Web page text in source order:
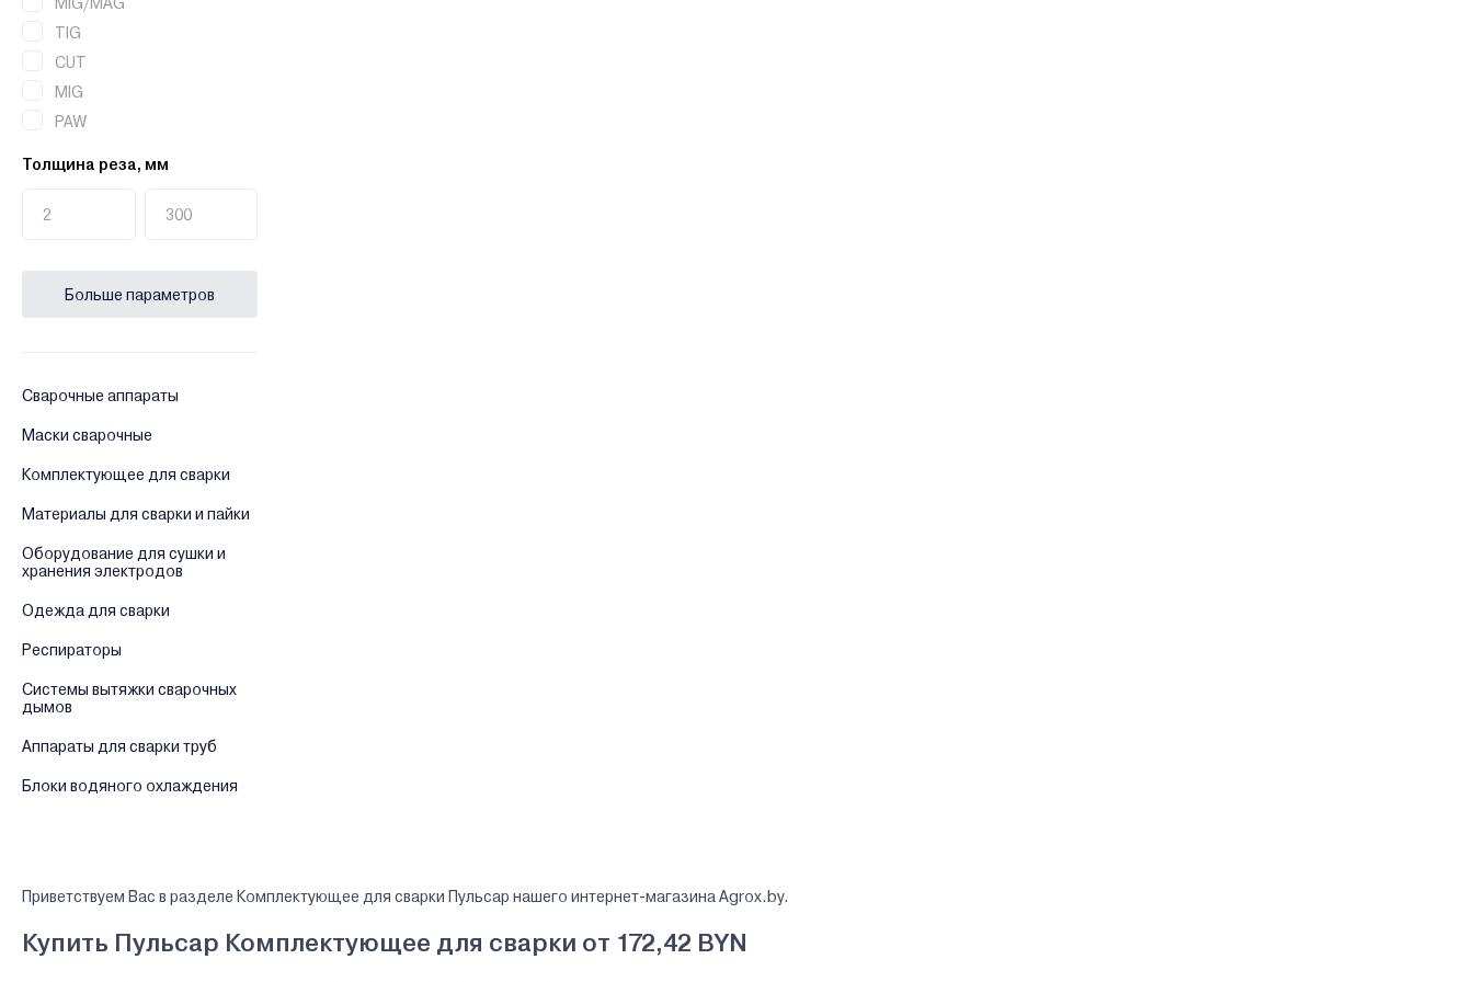
Электродержатель
Пробник
Тепловой экран
Диффузор
Подающий механизм
TIG
CUT
MIG
PAW
Толщина реза, мм
Больше параметров
Сварочные аппараты
Маски сварочные
Комплектующее для сварки
Материалы для сварки и пайки
Оборудование для сушки и
хранения электродов
Одежда для сварки
Респираторы
Системы вытяжки сварочных
дымов
Аппараты для сварки труб
Блоки водяного охлаждения
Приветствуем Вас в разделе Комплектующее для сварки Пульсар нашего интернет-магазина Agrox.by.
Купить Пульсар Комплектующее для сварки от 172,42 BYN